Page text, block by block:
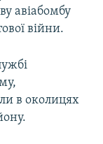
авіабомбу
війни.
в околицях